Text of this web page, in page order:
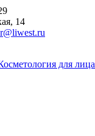
14
для лица